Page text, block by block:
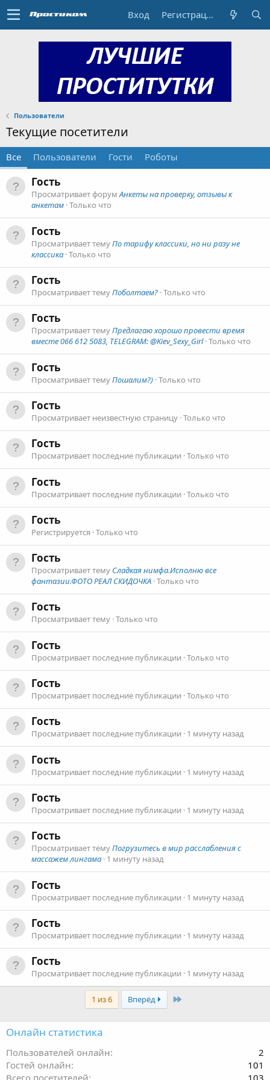
Вход Регистрация
Пользователи
Текущие посетители
Все Пользователи Гости Роботы
Гость
Просматривает форумАнкеты на проверку, отзывы к
анкетам Только что
Гость
Просматривает темуПо тарифу классики, но ни разу не
классика Только что
Гость
Просматривает темуПоболтаем? Только что
Гость
Просматривает темуПредлагаю хорошо провести время
вместе 066 612 5083, TELEGRAM: @Kiev_Sexy_Girl Только что
Гость
Просматривает темуПошалим?) Только что
Гость
Просматривает неизвестную страницу Только что
Гость
Просматривает последние публикации Только что
Гость
Просматривает последние публикации Только что
Гость
Регистрируется Только что
Гость
Просматривает тему Сладкая нимфа.Исполню все
фантазии.ФОТО РЕАЛ СКИДОЧКА Только что
Гость
Просматривает тему Только что
Гость
Просматривает последние публикации Только что
Гость
Просматривает последние публикации Только что
Гость
Просматривает последние публикации 1 минуту назад
Гость
Просматривает последние публикации 1 минуту назад
Гость
Просматривает последние публикации 1 минуту назад
Гость
Просматривает темуПогрузитесь в мир расслабления с
массажем лингама 1 минуту назад
Гость
Просматривает последние публикации 1 минуту назад
Гость
Просматривает последние публикации 1 минуту назад
Гость
Просматривает последние публикации 1 минуту назад
1 из 6 Вперёд Last
Онлайн статистика
Пользователей онлайн
2
Гостей онлайн
101